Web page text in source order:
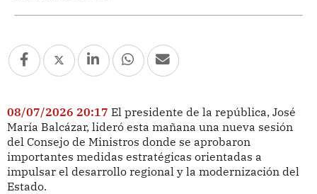
08/07/2026 20:17 El presidente de la república, José
María Balcázar, lideró esta mañana una nueva sesión
del Consejo de Ministros donde se aprobaron
importantes medidas estratégicas orientadas a
impulsar el desarrollo regional y la modernización del
Estado.